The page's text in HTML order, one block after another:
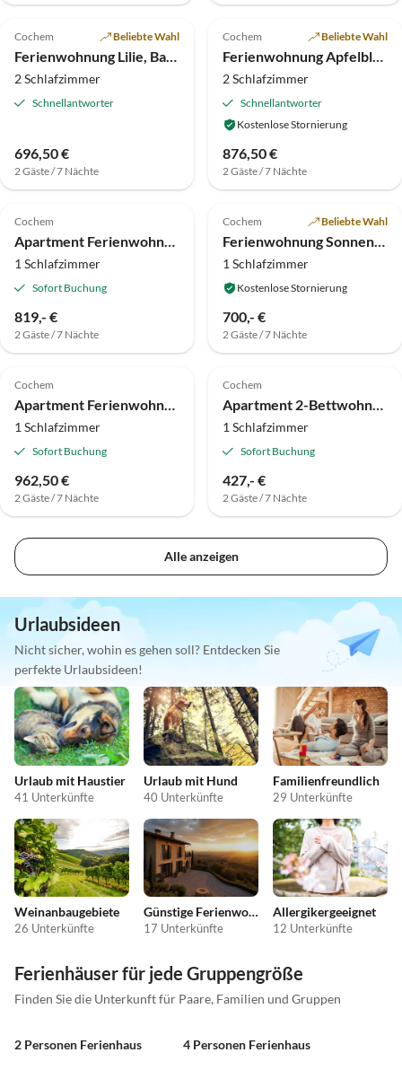
4.3 (1)
Cochem Beliebte Wahl
Ferienwohnung Lilie, Balkon und Moselblick
2 Schlafzimmer
Schnellantworter
696,50 €
2 Gäste / 7 Nächte
5.0 (1)
Cochem Beliebte Wahl
Ferienwohnung Apfelblüte mit Balkon
2 Schlafzimmer
Schnellantworter
Kostenlose Stornierung
876,50 €
2 Gäste / 7 Nächte
Cochem
Apartment Ferienwohnung mit zwei Terrassen
1 Schlafzimmer
Sofort Buchung
819,- €
2 Gäste / 7 Nächte
Cochem Beliebte Wahl
Ferienwohnung Sonnenblume, Terrasse und Moselblick
1 Schlafzimmer
Kostenlose Stornierung
700,- €
2 Gäste / 7 Nächte
Cochem
Apartment Ferienwohnung Nr. 3 (standard)
1 Schlafzimmer
Sofort Buchung
962,50 €
2 Gäste / 7 Nächte
Cochem
Apartment 2-Bettwohnung - Südseite-
1 Schlafzimmer
Sofort Buchung
427,- €
2 Gäste / 7 Nächte
Alle anzeigen
Urlaubsideen
Nicht sicher, wohin es gehen soll? Entdecken Sie
perfekte Urlaubsideen!
Urlaub mit Haustier
41 Unterkünfte
Urlaub mit Hund
40 Unterkünfte
Familienfreundlich
29 Unterkünfte
Weinanbaugebiete
26 Unterkünfte
Günstige Ferienwohnungen
17 Unterkünfte
Allergikergeeignet
12 Unterkünfte
Ferienhäuser für jede Gruppengröße
Finden Sie die Unterkunft für Paare, Familien und Gruppen
2 Personen Ferienhaus 4 Personen Ferienhaus